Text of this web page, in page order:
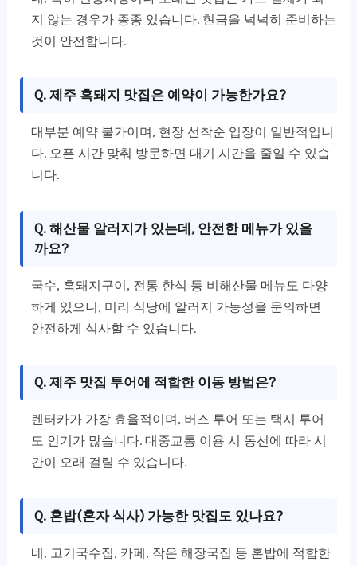
지 않는 경우가 종종 있습니다. 현금을 넉넉히 준비하는
것이 안전합니다.
Q. 제주 흑돼지 맛집은 예약이 가능한가요?
대부분 예약 불가이며, 현장 선착순 입장이 일반적입니
다. 오픈 시간 맞춰 방문하면 대기 시간을 줄일 수 있습
니다.
Q. 해산물 알러지가 있는데, 안전한 메뉴가 있을
까요?
국수, 흑돼지구이, 전통 한식 등 비해산물 메뉴도 다양
하게 있으니, 미리 식당에 알러지 가능성을 문의하면
안전하게 식사할 수 있습니다.
Q. 제주 맛집 투어에 적합한 이동 방법은?
렌터카가 가장 효율적이며, 버스 투어 또는 택시 투어
도 인기가 많습니다. 대중교통 이용 시 동선에 따라 시
간이 오래 걸릴 수 있습니다.
Q. 혼밥(혼자 식사) 가능한 맛집도 있나요?
네, 고기국수집, 카페, 작은 해장국집 등 혼밥에 적합한